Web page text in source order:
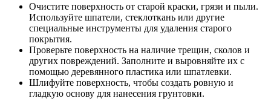
Очистите поверхность от старой краски, грязи и пыли.
Используйте шпатели, стеклоткань или другие
специальные инструменты для удаления старого
покрытия.
Проверьте поверхность на наличие трещин, сколов и
других повреждений. Заполните и выровняйте их с
помощью деревянного пластика или шпатлевки.
Шлифуйте поверхность, чтобы создать ровную и
гладкую основу для нанесения грунтовки.